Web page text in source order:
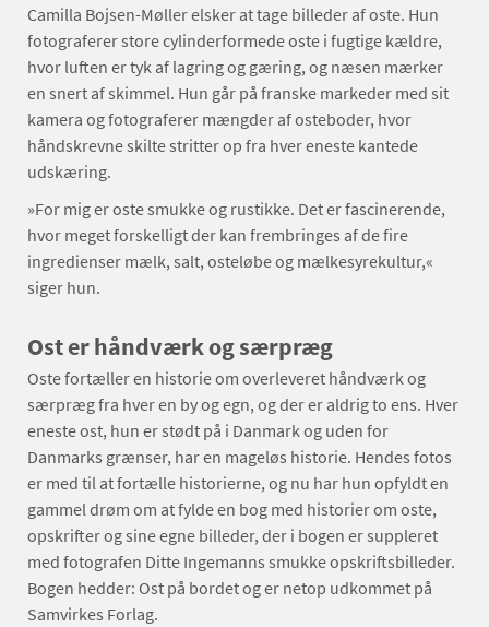
Camilla Bojsen-Møller elsker at tage billeder af oste. Hun
fotograferer store cylinderformede oste i fugtige kældre,
hvor luften er tyk af lagring og gæring, og næsen mærker
en snert af skimmel. Hun går på franske markeder med sit
kamera og fotograferer mængder af osteboder, hvor
håndskrevne skilte stritter op fra hver eneste kantede
udskæring.
»For mig er oste smukke og rustikke. Det er fascinerende,
hvor meget forskelligt der kan frembringes af de fire
ingredienser mælk, salt, osteløbe og mælkesyrekultur,«
siger hun.
Ost er håndværk og særpræg
Oste fortæller en historie om overleveret håndværk og
særpræg fra hver en by og egn, og der er aldrig to ens. Hver
eneste ost, hun er stødt på i Danmark og uden for
Danmarks grænser, har en mageløs historie. Hendes fotos
er med til at fortælle historierne, og nu har hun opfyldt en
gammel drøm om at fylde en bog med historier om oste,
opskrifter og sine egne billeder, der i bogen er suppleret
med fotografen Ditte Ingemanns smukke opskriftsbilleder.
Bogen hedder: Ost på bordet og er netop udkommet på
Samvirkes Forlag.